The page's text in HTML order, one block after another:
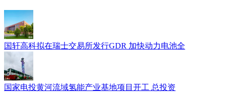
国轩高科拟在瑞士交易所发行GDR 加快动力电池全
国家电投黄河流域氢能产业基地项目开工 总投资